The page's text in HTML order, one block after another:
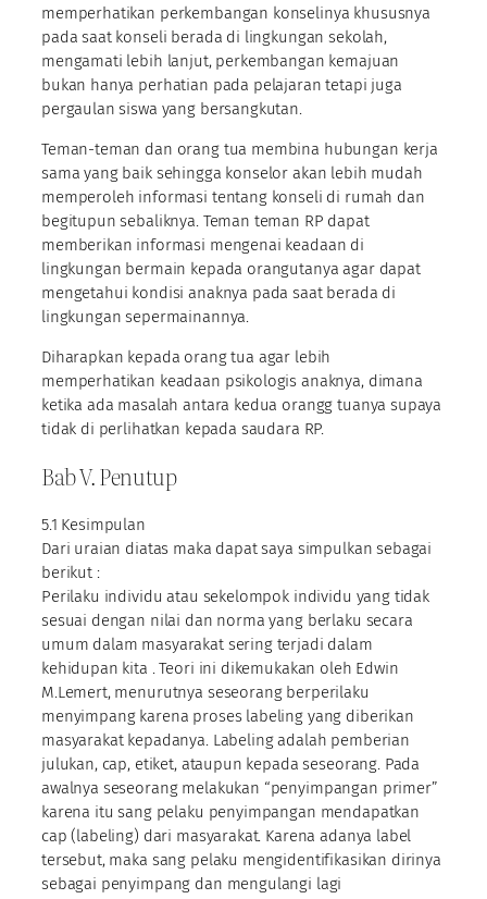
memperhatikan perkembangan konselinya khususnya
pada saat konseli berada di lingkungan sekolah,
mengamati lebih lanjut, perkembangan kemajuan
bukan hanya perhatian pada pelajaran tetapi juga
pergaulan siswa yang bersangkutan.
Teman-teman dan orang tua membina hubungan kerja
sama yang baik sehingga konselor akan lebih mudah
memperoleh informasi tentang konseli di rumah dan
begitupun sebaliknya. Teman teman RP dapat
memberikan informasi mengenai keadaan di
lingkungan bermain kepada orangutanya agar dapat
mengetahui kondisi anaknya pada saat berada di
lingkungan sepermainannya.
Diharapkan kepada orang tua agar lebih
memperhatikan keadaan psikologis anaknya, dimana
ketika ada masalah antara kedua orangg tuanya supaya
tidak di perlihatkan kepada saudara RP.
Bab V. Penutup
5.1 Kesimpulan
Dari uraian diatas maka dapat saya simpulkan sebagai
berikut :
Perilaku individu atau sekelompok individu yang tidak
sesuai dengan nilai dan norma yang berlaku secara
umum dalam masyarakat sering terjadi dalam
kehidupan kita . Teori ini dikemukakan oleh Edwin
M.Lemert, menurutnya seseorang berperilaku
menyimpang karena proses labeling yang diberikan
masyarakat kepadanya. Labeling adalah pemberian
julukan, cap, etiket, ataupun kepada seseorang. Pada
awalnya seseorang melakukan “penyimpangan primer”
karena itu sang pelaku penyimpangan mendapatkan
cap (labeling) dari masyarakat. Karena adanya label
tersebut, maka sang pelaku mengidentifikasikan dirinya
sebagai penyimpang dan mengulangi lagi